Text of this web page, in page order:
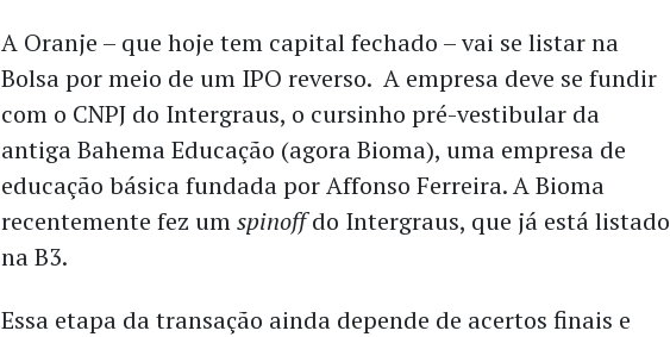
A Oranje – que hoje tem capital fechado – vai se listar na
Bolsa por meio de um IPO reverso. A empresa deve se fundir
com o CNPJ do Intergraus, o cursinho pré-vestibular da
antiga Bahema Educação (agora Bioma), uma empresa de
educação básica fundada por Affonso Ferreira. A Bioma
recentemente fez umspinoffdo Intergraus, que já está listado
na B3.
Essa etapa da transação ainda depende de acertos finais e